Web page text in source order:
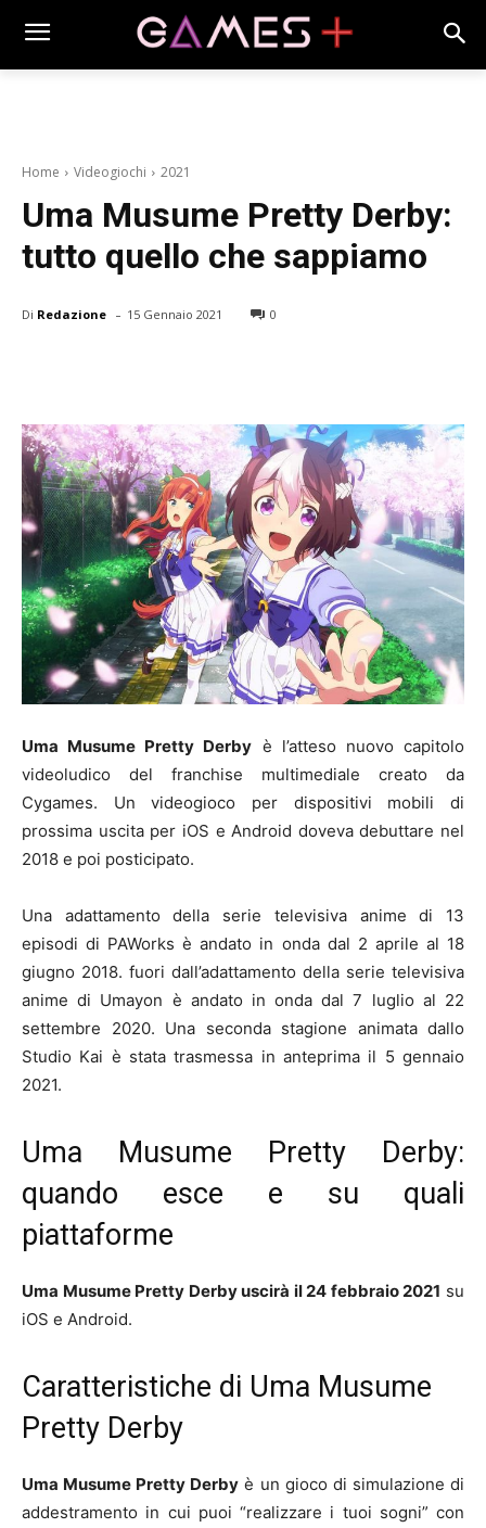
Home Videogiochi 2021
Uma Musume Pretty Derby:
tutto quello che sappiamo
Di Redazione - 15 Gennaio 2021 0
Uma Musume Pretty Derby è l’atteso nuovo capitolo
videoludico del franchise multimediale creato da
Cygames. Un videogioco per dispositivi mobili di
prossima uscita per iOS e Android doveva debuttare nel
2018 e poi posticipato.
Una adattamento della serie televisiva anime di 13
episodi di PAWorks è andato in onda dal 2 aprile al 18
giugno 2018. fuori dall’adattamento della serie televisiva
anime di Umayon è andato in onda dal 7 luglio al 22
settembre 2020. Una seconda stagione animata dallo
Studio Kai è stata trasmessa in anteprima il 5 gennaio
2021.
Uma Musume Pretty Derby:
quando esce e su quali
piattaforme
Uma Musume Pretty Derby uscirà il 24 febbraio 2021 su
iOS e Android.
Caratteristiche di Uma Musume
Pretty Derby
Uma Musume Pretty Derby è un gioco di simulazione di
addestramento in cui puoi “realizzare i tuoi sogni” con